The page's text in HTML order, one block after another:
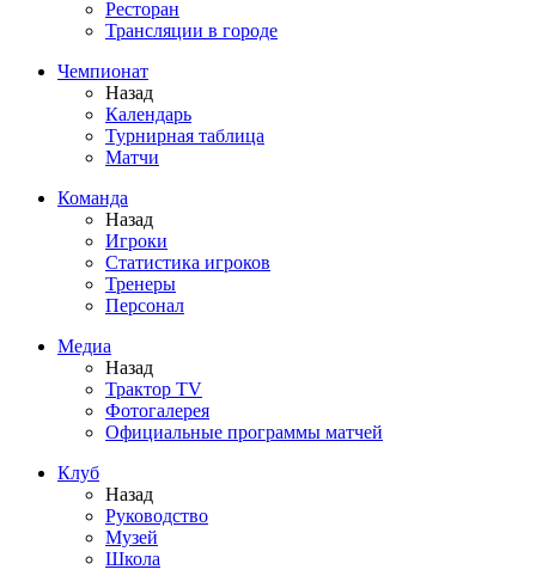
Ресторан
Трансляции в городе
Чемпионат
Назад
Календарь
Турнирная таблица
Матчи
Команда
Назад
Игроки
Статистика игроков
Тренеры
Персонал
Медиа
Назад
Трактор TV
Фотогалерея
Официальные программы матчей
Клуб
Назад
Руководство
Музей
Школа